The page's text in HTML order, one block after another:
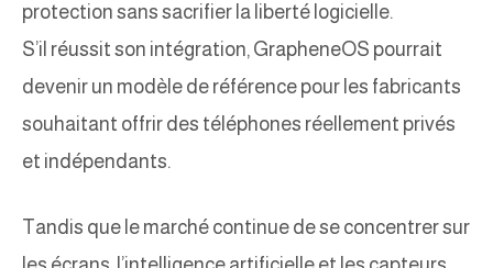
protection sans sacrifier la liberté logicielle.
S’il réussit son intégration, GrapheneOS pourrait
devenir un modèle de référence pour les fabricants
souhaitant offrir des téléphones réellement privés
et indépendants.
Tandis que le marché continue de se concentrer sur